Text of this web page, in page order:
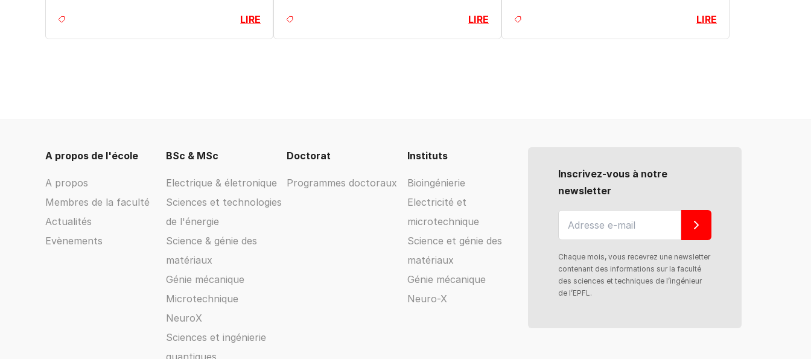
LIRE LIRE LIRE
A propos de l'école
A propos
Membres de la faculté
Actualités
Evènements
BSc & MSc
Electrique & életronique
Sciences et technologies
de l'énergie
Science & génie des
matériaux
Génie mécanique
Microtechnique
NeuroX
Sciences et ingénierie
quantiques
Doctorat
Programmes doctoraux
Instituts
Bioingénierie
Electricité et
microtechnique
Science et génie des
matériaux
Génie mécanique
Neuro-X
Inscrivez-vous à notre
newsletter
Chaque mois, vous recevrez une newsletter
contenant des informations sur la faculté
des sciences et techniques de l’ingénieur
de l’EPFL.